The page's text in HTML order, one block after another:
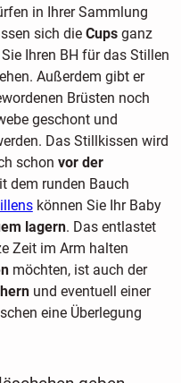
in Ihrer Sammlung
sich die Cupsganz
Ihren BH für das Stillen
Außerdem gibt er
Brüsten noch
geschont und
Das Stillkissen wird
schon vor der
dem runden Bauch
können Sie Ihr Baby
lagern. Das entlastet
Zeit im Arm halten
möchten, ist auch der
und eventuell einer
eine Überlegung